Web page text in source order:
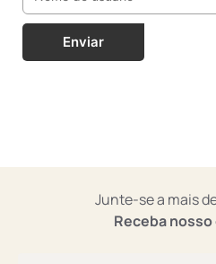
Enviar
Junte-se a mais
Receba